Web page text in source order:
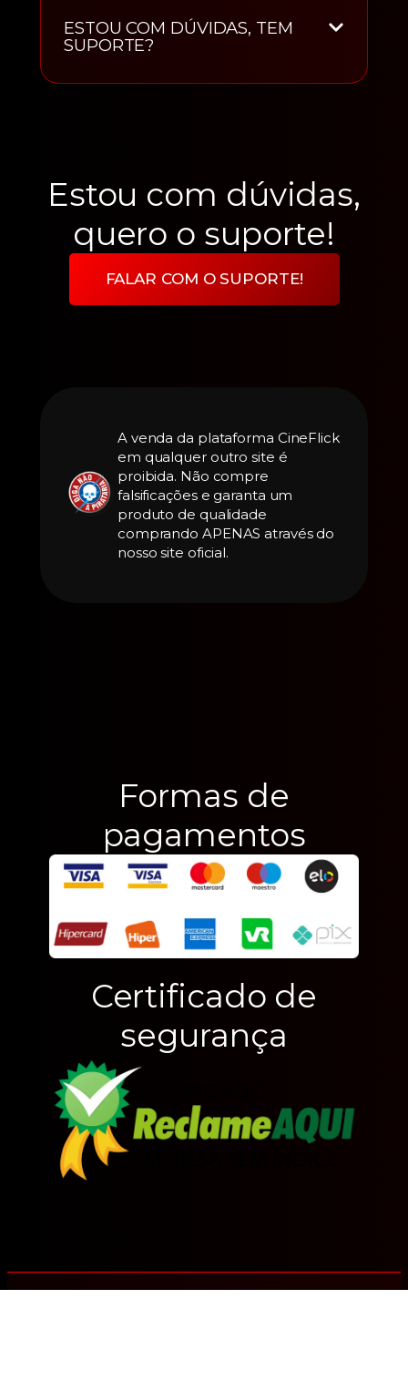
ESTOU COM DÚVIDAS, TEM
SUPORTE?
Estou com dúvidas,
quero o suporte!
FALAR COM O SUPORTE!
A venda da plataforma CineFlick
em qualquer outro site é
proibida. Não compre
falsificações e garanta um
produto de qualidade
comprando APENAS através do
nosso site oficial.
Formas de
pagamentos
Certificado de
segurança